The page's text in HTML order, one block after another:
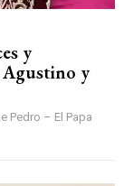
y
Agustino y
Pedro – El Papa